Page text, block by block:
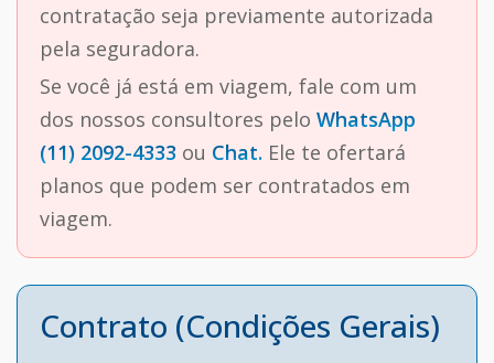
contratação seja previamente autorizada
pela seguradora.
Se você já está em viagem, fale com um
dos nossos consultores pelo WhatsApp
(11) 2092-4333 ou Chat. Ele te ofertará
planos que podem ser contratados em
viagem.
Contrato (Condições Gerais)